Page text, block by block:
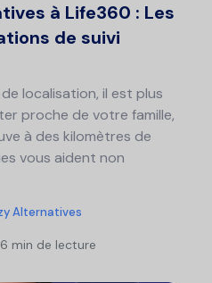
à Life360 : Les
de suivi
localisation, il est plus
proche de votre famille,
à des kilomètres de
vous aident non
Alternatives
6 min de lecture